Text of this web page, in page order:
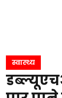
स्वास्थ्य